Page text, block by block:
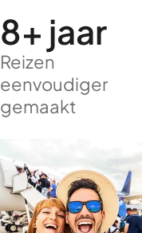
8+ jaar
Reizen
eenvoudiger
gemaakt